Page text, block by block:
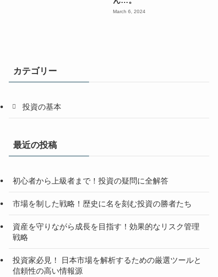
March 6, 2024
カテゴリー
投資の基本
最近の投稿
初心者から上級者まで！投資の疑問に全解答
市場を制した戦略！歴史に名を刻む投資の勝者たち
資産を守りながら成長を目指す！効果的なリスク管理
戦略
投資家必見！ 日本市場を解析するための厳選ツールと
信頼性の高い情報源